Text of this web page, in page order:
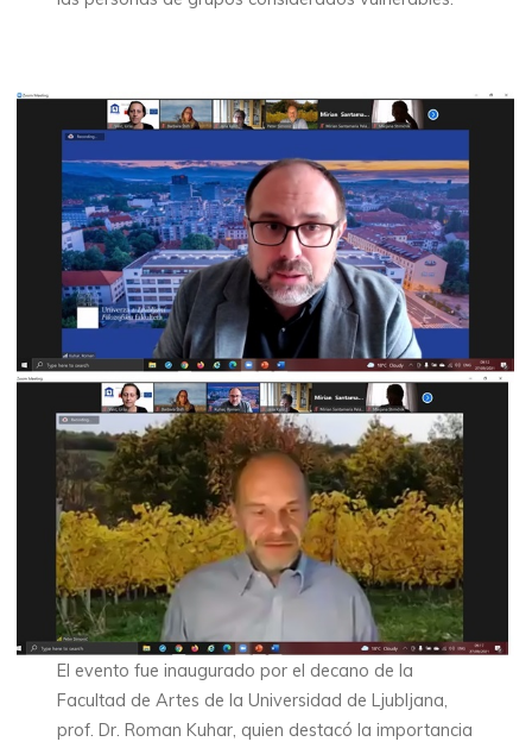
El evento fue inaugurado por el decano de la
Facultad de Artes de la Universidad de Ljubljana,
prof. Dr. Roman Kuhar, quien destacó la importancia